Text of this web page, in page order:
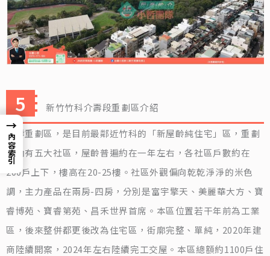
新竹竹科介壽段重劃區介紹
介壽重劃區，是目前最鄰近竹科的「新屋齡純住宅」區，重劃
區內有五大社區，屋齡普遍約在一年左右，各社區戶數約在
200戶上下，樓高在20-25樓。社區外觀偏向乾乾淨淨的米色
調，主力產品在兩房-四房，分別是富宇擎天、美麗華大方、寶
睿博苑、寶睿第苑、昌禾世界首席。本區位置若干年前為工業
區，後來整併都更後改為住宅區，街廓完整、單純，2020年建
商陸續開案，2024年左右陸續完工交屋。本區總額約1100戶住
→
內容索引